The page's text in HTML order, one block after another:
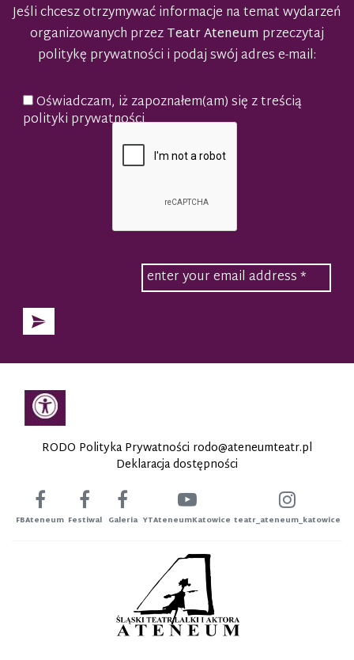
Jeśli chcesz otrzymywać informacje na temat wydarzeń
organizowanych przezTeatr Ateneum przeczytaj
politykę prywatności i podaj swój adres e-mail:
Oświadczam, iż zapoznałem(am) się z treścią
polityki prywatności
RODO Polityka Prywatności rodo@ateneumteatr.pl
Deklaracja dostępności
FBAteneum Festiwal Galeria YTAteneumKatowice teatr_ateneum_katowice